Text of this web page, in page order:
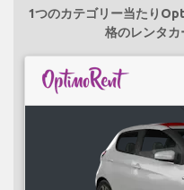
1つのカテゴリー当たり
格のレンタカ